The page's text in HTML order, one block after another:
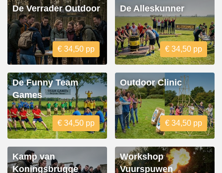
De Verrader Outdoor
€ 34,50 pp
De Alleskunner
€ 34,50 pp
De Funny Team
Games
€ 34,50 pp
Outdoor Clinic
€ 34,50 pp
Kamp van
Koningsbrugge
Workshop
Vuurspuwen